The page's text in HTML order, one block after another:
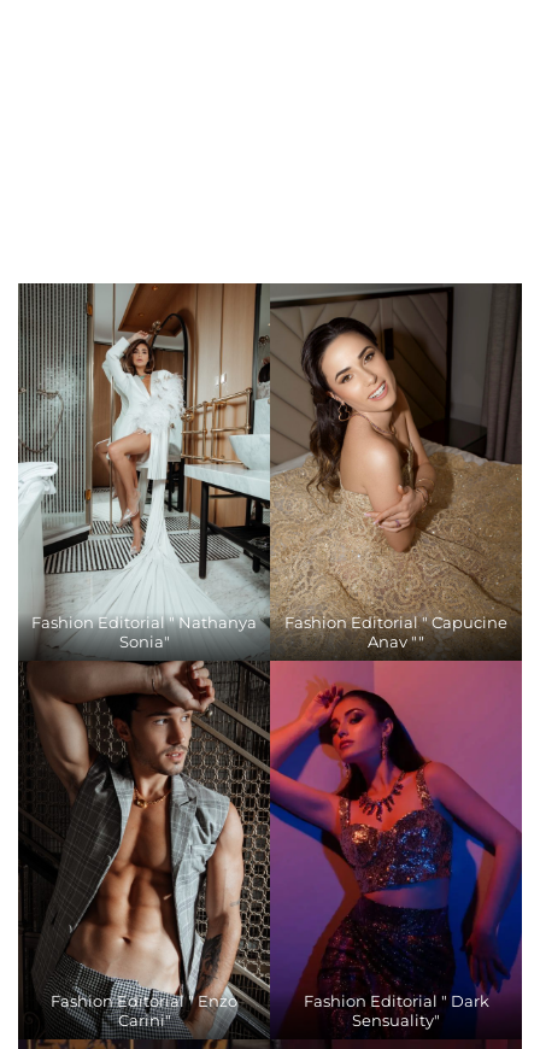
Fashion Editorial " Nathanya
Sonia"
Fashion Editorial " Capucine
Anav ""
Fashion Editorial " Enzo
Carini"
Fashion Editorial " Dark
Sensuality"